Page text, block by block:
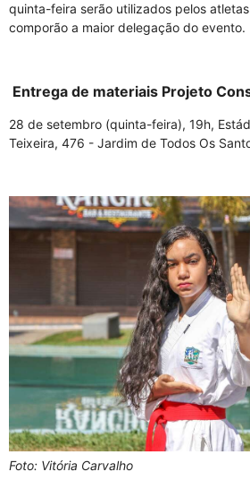
quinta-feira serão utilizados pelos
comporão a maior delegação do evento.
Entrega de materiais Projeto
28 de setembro (quinta-feira), 19h,
Teixeira, 476 - Jardim de Todos Os
Foto: Vitória Carvalho